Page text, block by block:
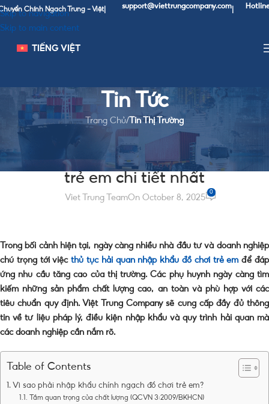
Skip to navigation
Skip to main content
Ngạch Trung - Việt| support@viettrungcompany.com| Hotline: 0967
TIẾNG VIỆT
Tin Tức
Trang Chủ/ Tin Thị Trường
Thủ tục hải quan nhập khẩu đồ chơi
trẻ em chi tiết nhất
Viet Trung TeamOn October 8, 2025
0
Trong bối cảnh hiện tại, ngày càng nhiều nhà đầu tư và doanh nghiệp
chú trọng tới việcthủ tục hải quan nhập khẩu đồ chơi trẻ emđể đáp
ứng nhu cầu tăng cao của thị trường. Các phụ huynh ngày càng tìm
kiếm những sản phẩm chất lượng cao, an toàn và phù hợp với các
tiêu chuẩn quy định. Việt Trung Company sẽ cung cấp đầy đủ thông
tin về tư liệu pháp lý, điều kiện nhập khẩu và quy trình hải quan mà
các doanh nghiệp cần nắm rõ.
Table of Contents
Vì sao phải nhập khẩu chính ngạch đồ chơi trẻ em?
Tầm quan trọng của chất lượng (QCVN 3:2009/BKHCN)